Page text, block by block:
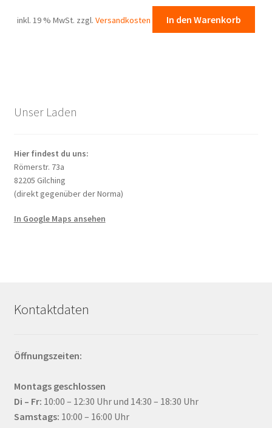
inkl. 19 % MwSt. zzgl.Versandkosten In den Warenkorb
Unser Laden
Hier findest du uns:
Römerstr. 73a
82205 Gilching
(direkt gegenüber der Norma)
In Google Maps ansehen
Kontaktdaten
Öffnungszeiten:
Montags geschlossen
Di – Fr: 10:00 – 12:30 Uhr und 14:30 – 18:30 Uhr
Samstags: 10:00 – 16:00 Uhr